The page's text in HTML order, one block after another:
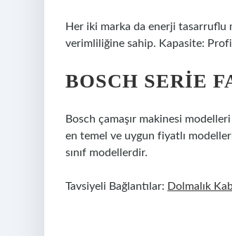
Her iki marka da enerji tasarruflu
verimliliğine sahip. Kapasite:
BOSCH SERIE
Bosch çamaşır makinesi
en temel ve uygun fiyatlı
sınıf modellerdir.
Tavsiyeli Bağlantılar: Dolmalık